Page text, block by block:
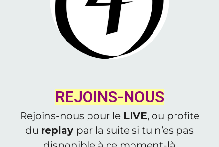
REJOINS-NOUS
Rejoins-nous pour le LIVE, ou profite
du replay par la suite si tu n’es pas